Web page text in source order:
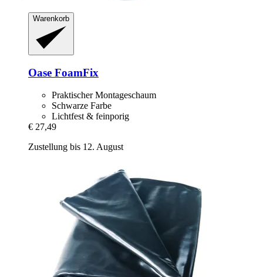
Warenkorb
Oase FoamFix
Praktischer Montageschaum
Schwarze Farbe
Lichtfest & feinporig
€ 27,49
Zustellung bis 12. August